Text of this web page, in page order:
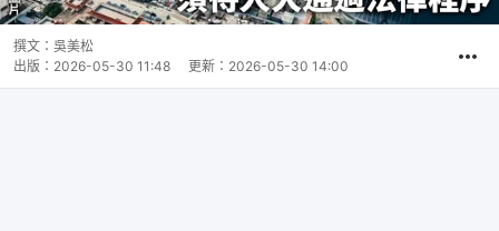
撰文： 吳美松
出版： 2026-05-30 11:48 更新： 2026-05-30 14:00